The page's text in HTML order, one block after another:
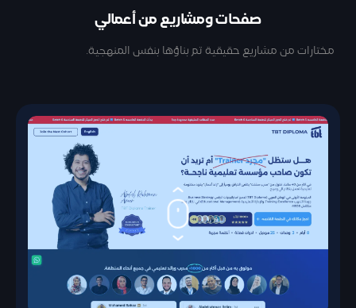
صفحات ومشاريع من أعمالي
مختارات من مشاريع حقيقية تم بناؤها بنفس المنهجية.